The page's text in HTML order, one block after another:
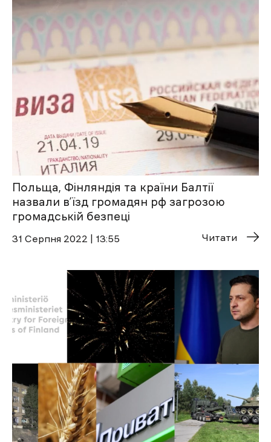
Польща, Фінляндія та країни Балтії
назвали в’їзд громадян рф загрозою
громадській безпеці
31 Cерпня 2022 | 13:55 Читати